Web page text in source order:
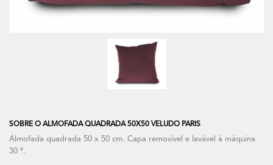
SOBRE O ALMOFADA QUADRADA 50X50 VELUDO PARIS
Almofada quadrada 50 x 50 cm. Capa removível e lavável à máquina
30 º.